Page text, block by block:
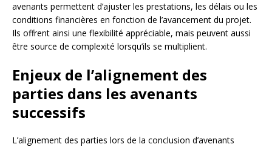
avenants permettent d’ajuster les prestations, les délais ou les
conditions financières en fonction de l’avancement du projet.
Ils offrent ainsi une flexibilité appréciable, mais peuvent aussi
être source de complexité lorsqu’ils se multiplient.
Enjeux de l’alignement des
parties dans les avenants
successifs
L’alignement des parties lors de la conclusion d’avenants